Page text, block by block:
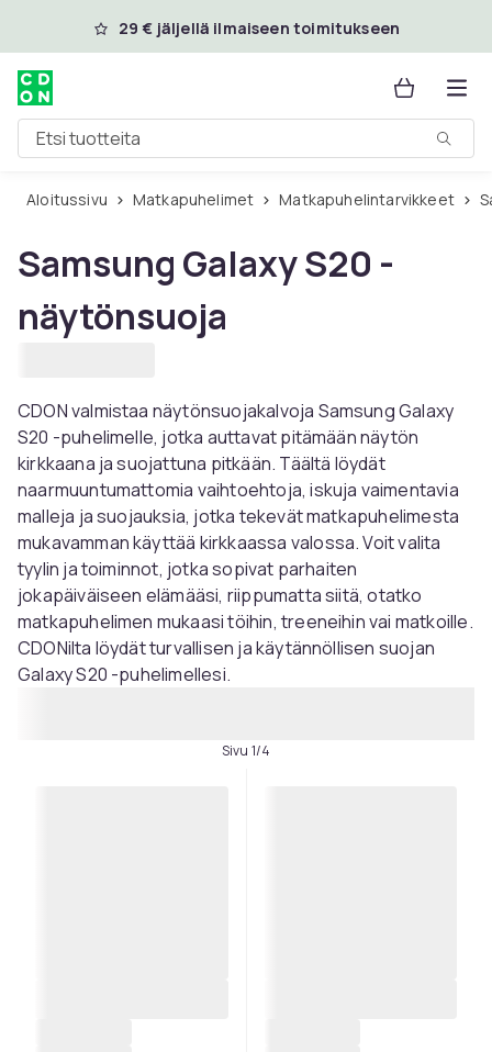
Ohita ja siirry pääsisältöön
29 € jäljellä ilmaiseen toimitukseen
Etsi tuotteita
Aloitussivu Matkapuhelimet Matkapuhelintarvikkeet
Samsung Galaxy S20 -
näytönsuoja
CDON valmistaa näytönsuojakalvoja Samsung Galaxy
S20 -puhelimelle, jotka auttavat pitämään näytön
kirkkaana ja suojattuna pitkään. Täältä löydät
naarmuuntumattomia vaihtoehtoja, iskuja vaimentavia
malleja ja suojauksia, jotka tekevät matkapuhelimesta
mukavamman käyttää kirkkaassa valossa. Voit valita
tyylin ja toiminnot, jotka sopivat parhaiten
jokapäiväiseen elämääsi, riippumatta siitä, otatko
matkapuhelimen mukaasi töihin, treeneihin vai matkoille.
CDONilta löydät turvallisen ja käytännöllisen suojan
Galaxy S20 -puhelimellesi.
Sivu 1/4